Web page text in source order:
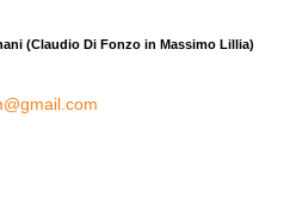
(Claudio Di Fonzo in Massimo Lillia)